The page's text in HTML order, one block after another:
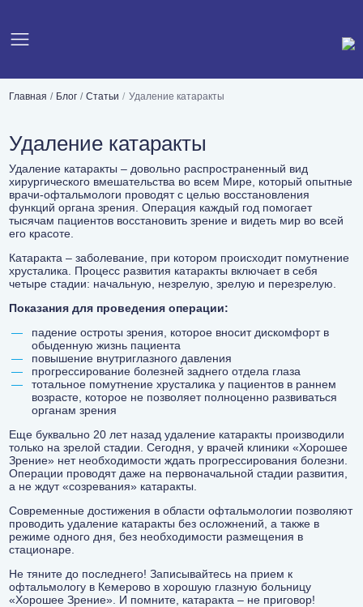
Главная Блог Статьи Удаление катаракты
Удаление катаракты
Удаление катаракты – довольно распространенный вид
хирургического вмешательства во всем Мире, который опытные
врачи-офтальмологи проводят с целью восстановления
функций органа зрения. Операция каждый год помогает
тысячам пациентов восстановить зрение и видеть мир во всей
его красоте.
Катаракта – заболевание, при котором происходит помутнение
хрусталика. Процесс развития катаракты включает в себя
четыре стадии: начальную, незрелую, зрелую и перезрелую.
Показания для проведения операции:
падение остроты зрения, которое вносит дискомфорт в
обыденную жизнь пациента
повышение внутриглазного давления
прогрессирование болезней заднего отдела глаза
тотальное помутнение хрусталика у пациентов в раннем
возрасте, которое не позволяет полноценно развиваться
органам зрения
Еще буквально 20 лет назад удаление катаракты производили
только на зрелой стадии. Сегодня, у врачей клиники «Хорошее
Зрение» нет необходимости ждать прогрессирования болезни.
Операции проводят даже на первоначальной стадии развития,
а не ждут «созревания» катаракты.
Современные достижения в области офтальмологии позволяют
проводить удаление катаракты без осложнений, а также в
режиме одного дня, без необходимости размещения в
стационаре.
Не тяните до последнего! Записывайтесь на прием к
офтальмологу в Кемерово в хорошую глазную больницу
«Хорошее Зрение». И помните, катаракта – не приговор!